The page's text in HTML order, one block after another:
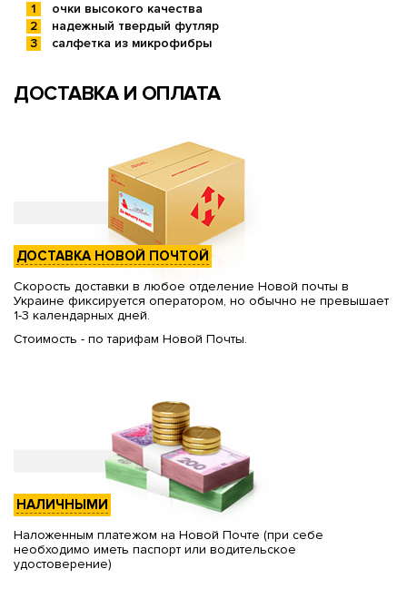
очки высокого качества
надежный твердый футляр
салфетка из микрофибры
ДОСТАВКА И ОПЛАТА
ДОСТАВКА НОВОЙ ПОЧТОЙ
Скорость доставки в любое отделение Новой почты в
Украине фиксируется оператором, но обычно не превышает
1-3 календарных дней.
Стоимость - по тарифам Новой Почты.
НАЛИЧНЫМИ
Наложенным платежом на Новой Почте (при себе
необходимо иметь паспорт или водительское
удостоверение)